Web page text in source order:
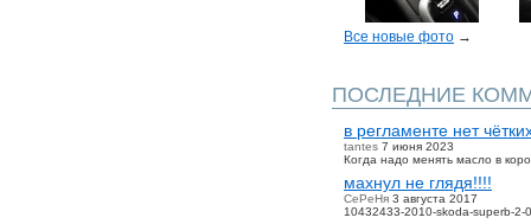
Все новые фото →
ПОСЛЕДНИЕ
в регламенте нет
tantes 7 июня 2023
Когда надо менять масло в
махнул не глядя!!!!
СеРеНя 3 августа 2017
10432433-2010-skoda-superb-2-